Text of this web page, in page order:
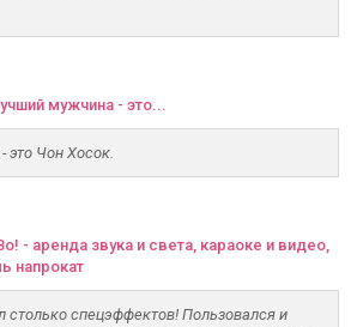
мужчина - это...
это Чон Хосок.
- аренда звука и света, караоке и видео,
напрокат
столько спецэффектов! Пользовался и